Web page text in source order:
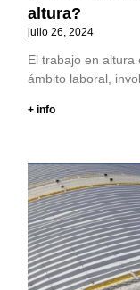
altura?
julio 26, 2024
El trabajo en altura
ámbito laboral,
+ info